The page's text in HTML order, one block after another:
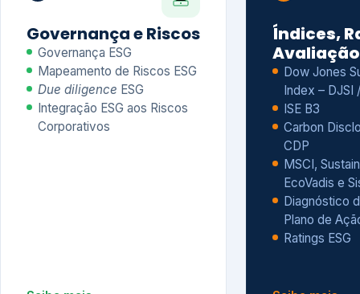
Governança e Riscos
Governança ESG
Mapeamento de Riscos ESG
Due diligence ESG
Integração ESG aos Riscos
Corporativos
Índices,
Avaliação
Dow Jones
Index – DJSI
ISE B3
Carbon
CDP
MSCI,
EcoVadis e
Diagnóstico
Plano de
Ratings ESG